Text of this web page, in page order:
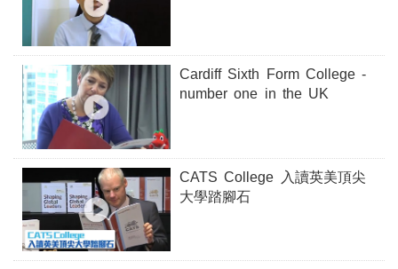
Cardiff Sixth Form College -
number one in the UK
CATS College 入讀英美頂尖
大學踏腳石